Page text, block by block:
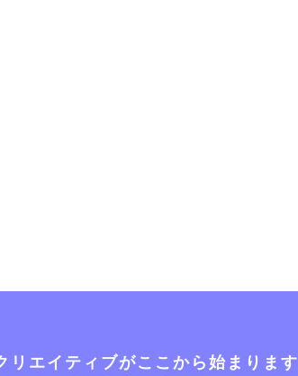
リエイティブがここから始まります